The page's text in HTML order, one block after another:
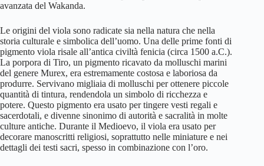
avanzata del Wakanda.
Le origini del viola sono radicate sia nella natura che nella
storia culturale e simbolica dell’uomo. Una delle prime fonti di
pigmento viola risale all’antica civiltà fenicia (circa 1500 a.C.).
La porpora di Tiro, un pigmento ricavato da molluschi marini
del genere Murex, era estremamente costosa e laboriosa da
produrre. Servivano migliaia di molluschi per ottenere piccole
quantità di tintura, rendendola un simbolo di ricchezza e
potere. Questo pigmento era usato per tingere vesti regali e
sacerdotali, e divenne sinonimo di autorità e sacralità in molte
culture antiche. Durante il Medioevo, il viola era usato per
decorare manoscritti religiosi, soprattutto nelle miniature e nei
dettagli dei testi sacri, spesso in combinazione con l’oro.